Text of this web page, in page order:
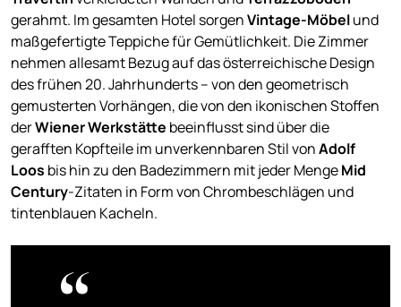
gerahmt. Im gesamten Hotel sorgenVintage-Möbelund
maßgefertigte Teppiche für Gemütlichkeit. Die Zimmer
nehmen allesamt Bezug auf das österreichische Design
des frühen 20. Jahrhunderts – von den geometrisch
gemusterten Vorhängen, die von den ikonischen Stoffen
derWiener Werkstätte beeinflusst sind über die
gerafften Kopfteile im unverkennbaren Stil vonAdolf
Loos bis hin zu den Badezimmern mit jeder MengeMid
Century-Zitaten in Form von Chrombeschlägen und
tintenblauen Kacheln.